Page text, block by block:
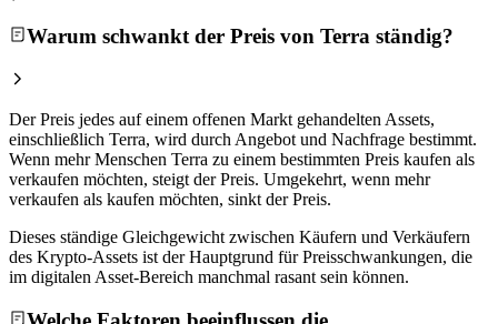
Warum schwankt der Preis von Terra ständig?
Der Preis jedes auf einem offenen Markt gehandelten Assets,
einschließlich Terra, wird durch Angebot und Nachfrage bestimmt.
Wenn mehr Menschen Terra zu einem bestimmten Preis kaufen als
verkaufen möchten, steigt der Preis. Umgekehrt, wenn mehr
verkaufen als kaufen möchten, sinkt der Preis.
Dieses ständige Gleichgewicht zwischen Käufern und Verkäufern
des Krypto-Assets ist der Hauptgrund für Preisschwankungen, die
im digitalen Asset-Bereich manchmal rasant sein können.